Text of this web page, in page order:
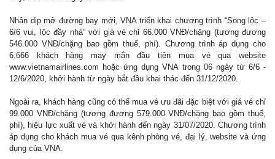
Nhân dịp mở đường bay mới, VNA triển khai chương trình “Song lộc –
6/6 vui, lộc đầy nhà” với giá vé chỉ 66.000 VNĐ/chặng (tương đương
546.000 VNĐ/chặng bao gồm thuế, phí). Chương trình áp dụng cho
6.666 khách hàng may mắn đầu tiên mua vé qua website
www.vietnamairlines.com hoặc ứng dụng VNA trong 06 ngày từ 6/6 -
12/6/2020, khởi hành từ ngày bắt đầu khai thác đến 31/12/2020.
Ngoài ra, khách hàng cũng có thể mua vé ưu đãi đặc biệt với giá vé chỉ
99.000 VNĐ/chặng (tương đương 579.000 VNĐ/chặng bao gồm thuế,
phí), hiệu lực xuất vé và khởi hành đến ngày 31/07/2020. Chương trình
áp dụng cho khách mua vé qua kênh phòng vé, đại lý, website và ứng
dụng của VNA.